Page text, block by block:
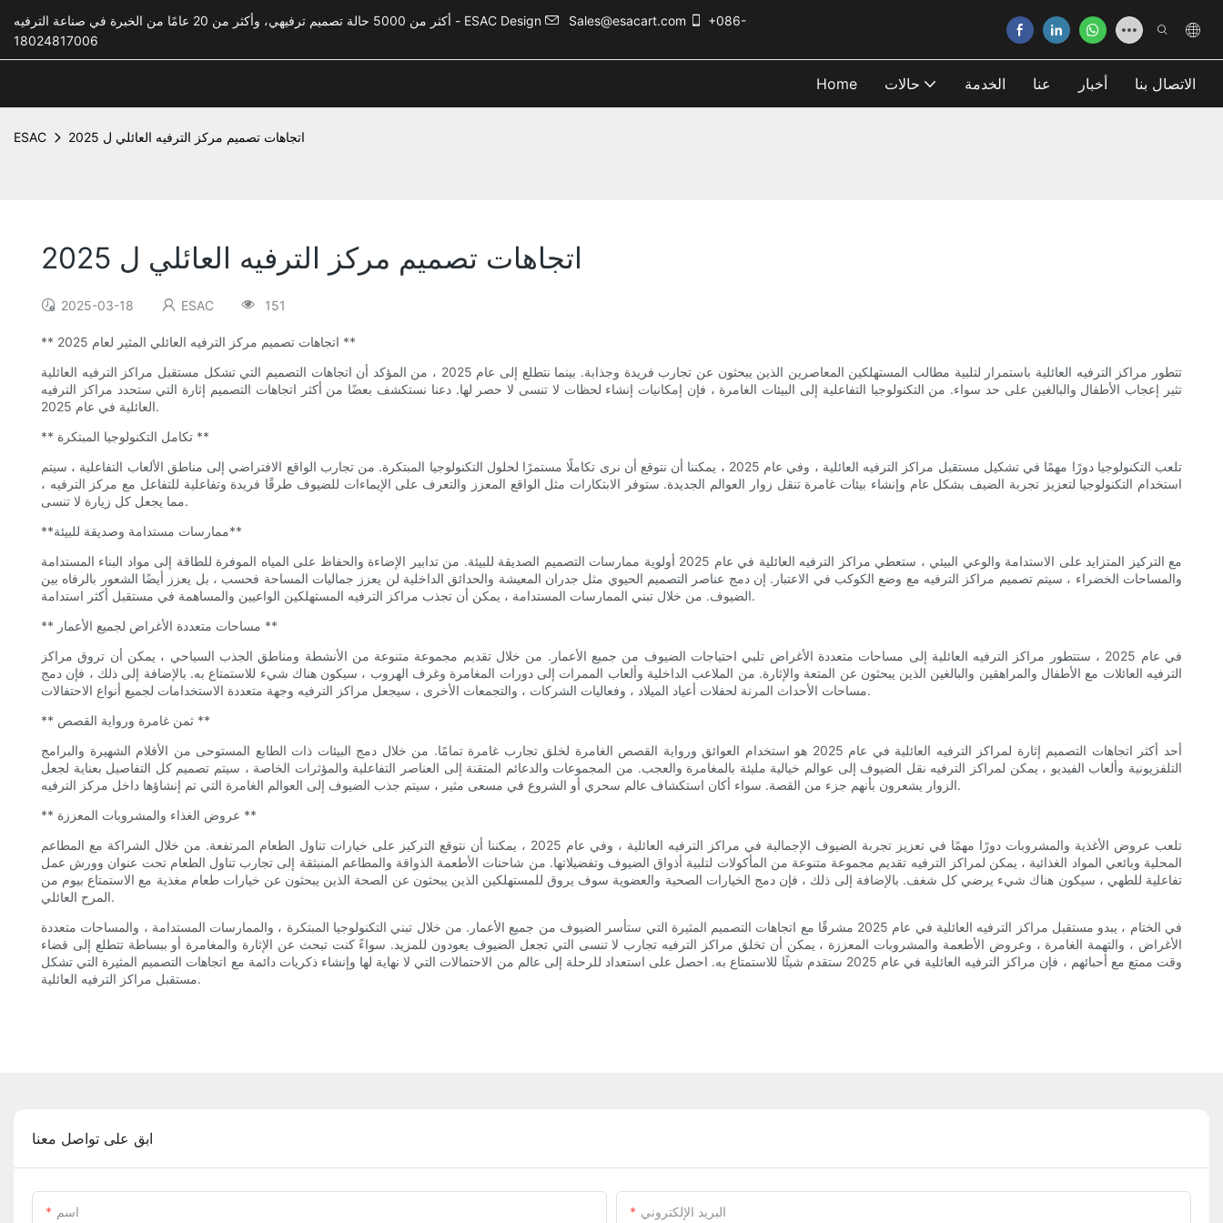
أكثر من 5000 حالة تصميم ترفيهي، وأكثر من 20 عامًا من الخبرة في صناعة الترفيه - ESAC Design Sales@esacart.com
+086-
18024817006
Home حالات الخدمة عنا أخبار الاتصال بنا
ESAC اتجاهات تصميم مركز الترفيه العائلي ل 2025
اتجاهات تصميم مركز الترفيه العائلي ل 2025
2025-03-18 ESAC 151
** اتجاهات تصميم مركز الترفيه العائلي المثير لعام 2025 **
تتطور مراكز الترفيه العائلية باستمرار لتلبية مطالب المستهلكين المعاصرين الذين يبحثون عن تجارب فريدة وجذابة. بينما نتطلع إلى عام 2025 ، من المؤكد أن اتجاهات التصميم التي تشكل مستقبل مراكز الترفيه العائلية
تثير إعجاب الأطفال والبالغين على حد سواء. من التكنولوجيا التفاعلية إلى البيئات الغامرة ، فإن إمكانيات إنشاء لحظات لا تنسى لا حصر لها. دعنا نستكشف بعضًا من أكثر اتجاهات التصميم إثارة التي ستحدد مراكز الترفيه
العائلية في عام 2025.
** تكامل التكنولوجيا المبتكرة **
تلعب التكنولوجيا دورًا مهمًا في تشكيل مستقبل مراكز الترفيه العائلية ، وفي عام 2025 ، يمكننا أن نتوقع أن نرى تكاملًا مستمرًا لحلول التكنولوجيا المبتكرة. من تجارب الواقع الافتراضي إلى مناطق الألعاب التفاعلية ، سيتم
استخدام التكنولوجيا لتعزيز تجربة الضيف بشكل عام وإنشاء بيئات غامرة تنقل زوار العوالم الجديدة. ستوفر الابتكارات مثل الواقع المعزز والتعرف على الإيماءات للضيوف طرقًا فريدة وتفاعلية للتفاعل مع مركز الترفيه ،
مما يجعل كل زيارة لا تنسى.
**ممارسات مستدامة وصديقة للبيئة**
مع التركيز المتزايد على الاستدامة والوعي البيئي ، ستعطي مراكز الترفيه العائلية في عام 2025 أولوية ممارسات التصميم الصديقة للبيئة. من تدابير الإضاءة والحفاظ على المياه الموفرة للطاقة إلى مواد البناء المستدامة
والمساحات الخضراء ، سيتم تصميم مراكز الترفيه مع وضع الكوكب في الاعتبار. إن دمج عناصر التصميم الحيوي مثل جدران المعيشة والحدائق الداخلية لن يعزز جماليات المساحة فحسب ، بل يعزز أيضًا الشعور بالرفاه بين
الضيوف. من خلال تبني الممارسات المستدامة ، يمكن أن تجذب مراكز الترفيه المستهلكين الواعيين والمساهمة في مستقبل أكثر استدامة.
** مساحات متعددة الأغراض لجميع الأعمار **
في عام 2025 ، ستتطور مراكز الترفيه العائلية إلى مساحات متعددة الأغراض تلبي احتياجات الضيوف من جميع الأعمار. من خلال تقديم مجموعة متنوعة من الأنشطة ومناطق الجذب السياحي ، يمكن أن تروق مراكز
الترفيه العائلات مع الأطفال والمراهقين والبالغين الذين يبحثون عن المتعة والإثارة. من الملاعب الداخلية وألعاب الممرات إلى دورات المغامرة وغرف الهروب ، سيكون هناك شيء للاستمتاع به. بالإضافة إلى ذلك ، فإن دمج
مساحات الأحداث المرنة لحفلات أعياد الميلاد ، وفعاليات الشركات ، والتجمعات الأخرى ، سيجعل مراكز الترفيه وجهة متعددة الاستخدامات لجميع أنواع الاحتفالات.
** ثمن غامرة ورواية القصص **
أحد أكثر اتجاهات التصميم إثارة لمراكز الترفيه العائلية في عام 2025 هو استخدام العوائق ورواية القصص الغامرة لخلق تجارب غامرة تمامًا. من خلال دمج البيئات ذات الطابع المستوحى من الأفلام الشهيرة والبرامج
التلفزيونية وألعاب الفيديو ، يمكن لمراكز الترفيه نقل الضيوف إلى عوالم خيالية مليئة بالمغامرة والعجب. من المجموعات والدعائم المتقنة إلى العناصر التفاعلية والمؤثرات الخاصة ، سيتم تصميم كل التفاصيل بعناية لجعل
الزوار يشعرون بأنهم جزء من القصة. سواء أكان استكشاف عالم سحري أو الشروع في مسعى مثير ، سيتم جذب الضيوف إلى العوالم الغامرة التي تم إنشاؤها داخل مركز الترفيه.
** عروض الغذاء والمشروبات المعززة **
تلعب عروض الأغذية والمشروبات دورًا مهمًا في تعزيز تجربة الضيوف الإجمالية في مراكز الترفيه العائلية ، وفي عام 2025 ، يمكننا أن نتوقع التركيز على خيارات تناول الطعام المرتفعة. من خلال الشراكة مع المطاعم
المحلية وبائعي المواد الغذائية ، يمكن لمراكز الترفيه تقديم مجموعة متنوعة من المأكولات لتلبية أذواق الضيوف وتفضيلاتها. من شاحنات الأطعمة الذواقة والمطاعم المنبثقة إلى تجارب تناول الطعام تحت عنوان وورش عمل
تفاعلية للطهي ، سيكون هناك شيء يرضي كل شغف. بالإضافة إلى ذلك ، فإن دمج الخيارات الصحية والعضوية سوف يروق للمستهلكين الذين يبحثون عن الصحة الذين يبحثون عن خيارات طعام مغذية مع الاستمتاع بيوم من
المرح العائلي.
في الختام ، يبدو مستقبل مراكز الترفيه العائلية في عام 2025 مشرقًا مع اتجاهات التصميم المثيرة التي ستأسر الضيوف من جميع الأعمار. من خلال تبني التكنولوجيا المبتكرة ، والممارسات المستدامة ، والمساحات متعددة
الأغراض ، والتهمة الغامرة ، وعروض الأطعمة والمشروبات المعززة ، يمكن أن تخلق مراكز الترفيه تجارب لا تنسى التي تجعل الضيوف يعودون للمزيد. سواءً كنت تبحث عن الإثارة والمغامرة أو ببساطة تتطلع إلى قضاء
وقت ممتع مع أحبائهم ، فإن مراكز الترفيه العائلية في عام 2025 ستقدم شيئًا للاستمتاع به. احصل على استعداد للرحلة إلى عالم من الاحتمالات التي لا نهاية لها وإنشاء ذكريات دائمة مع اتجاهات التصميم المثيرة التي تشكل
مستقبل مراكز الترفيه العائلية.
ابق على تواصل معنا
اسم البريد الإلكتروني